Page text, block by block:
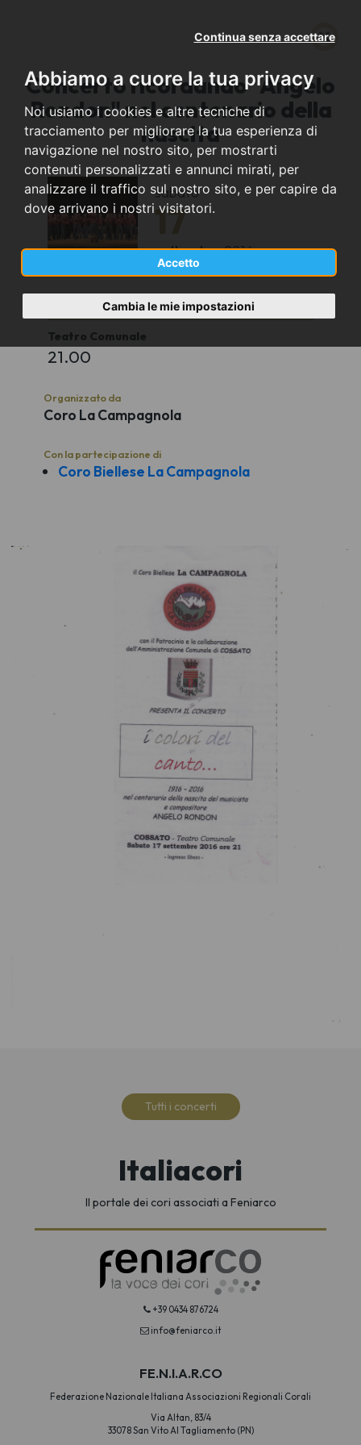
Abbiamo a cuore la tua privacy
Noi usiamo i cookies e altre tecniche di
tracciamento per migliorare la tua esperienza di
navigazione nel nostro sito, per mostrarti
contenuti personalizzati e annunci mirati, per
analizzare il traffico sul nostro sito, e per capire da
dove arrivano i nostri visitatori.
Accetto
Continua senza accettare
Cambia le mie impostazioni
Concerto ricordando "Angelo
Rondon" nel centenario della
nascita
sabato
17
settembre2016
Cossato (BI)
Teatro Comunale
21.00
Organizzato da
Coro La Campagnola
Con la partecipazione di
Coro Biellese La Campagnola
Tutti i concerti
Italiacori
Il portale dei cori associati a Feniarco
+39 0434 876724
info@feniarco.it
FE.N.I.A.R.CO
Federazione Nazionale Italiana Associazioni Regionali Corali
Via Altan, 83/4
33078 San Vito Al Tagliamento (PN)